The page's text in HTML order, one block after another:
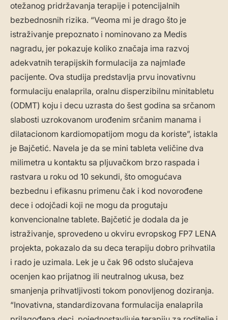
otežanog pridržavanja terapije i potencijalnih
bezbednosnih rizika. “Veoma mi je drago što je
istraživanje prepoznato i nominovano za Medis
nagradu, jer pokazuje koliko značaja ima razvoj
adekvatnih terapijskih formulacija za najmlađe
pacijente. Ova studija predstavlja prvu inovativnu
formulaciju enalaprila, oralnu disperzibilnu minitabletu
(ODMT) koju i decu uzrasta do šest godina sa srčanom
slabosti uzrokovanom urođenim srčanim manama i
dilatacionom kardiomopatijom mogu da koriste”, istakla
je Bajčetić. Navela je da se mini tableta veličine dva
milimetra u kontaktu sa pljuvačkom brzo raspada i
rastvara u roku od 10 sekundi, što omogućava
bezbednu i efikasnu primenu čak i kod novorođene
dece i odojčadi koji ne mogu da progutaju
konvencionalne tablete. Bajčetić je dodala da je
istraživanje, sprovedeno u okviru evropskog FP7 LENA
projekta, pokazalo da su deca terapiju dobro prihvatila
i rado je uzimala. Lek je u čak 96 odsto slučajeva
ocenjen kao prijatnog ili neutralnog ukusa, bez
smanjenja prihvatljivosti tokom ponovljenog doziranja.
“Inovativna, standardizovana formulacija enalaprila